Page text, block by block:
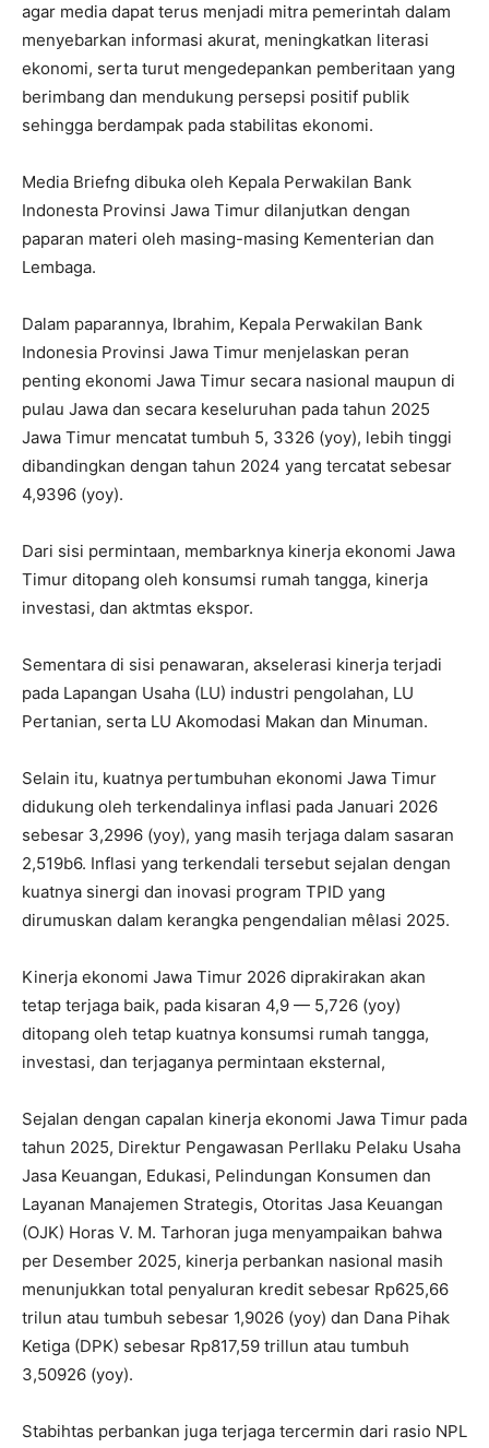
agar media dapat terus menjadi mitra pemerintah dalam
menyebarkan informasi akurat, meningkatkan literasi
ekonomi, serta turut mengedepankan pemberitaan yang
berimbang dan mendukung persepsi positif publik
sehingga berdampak pada stabilitas ekonomi.
Media Briefng dibuka oleh Kepala Perwakilan Bank
Indonesta Provinsi Jawa Timur dilanjutkan dengan
paparan materi oleh masing-masing Kementerian dan
Lembaga.
Dalam paparannya, Ibrahim, Kepala Perwakilan Bank
Indonesia Provinsi Jawa Timur menjelaskan peran
penting ekonomi Jawa Timur secara nasional maupun di
pulau Jawa dan secara keseluruhan pada tahun 2025
Jawa Timur mencatat tumbuh 5, 3326 (yoy), lebih tinggi
dibandingkan dengan tahun 2024 yang tercatat sebesar
4,9396 (yoy).
Dari sisi permintaan, membarknya kinerja ekonomi Jawa
Timur ditopang oleh konsumsi rumah tangga, kinerja
investasi, dan aktmtas ekspor.
Sementara di sisi penawaran, akselerasi kinerja terjadi
pada Lapangan Usaha (LU) industri pengolahan, LU
Pertanian, serta LU Akomodasi Makan dan Minuman.
Selain itu, kuatnya pertumbuhan ekonomi Jawa Timur
didukung oleh terkendalinya inflasi pada Januari 2026
sebesar 3,2996 (yoy), yang masih terjaga dalam sasaran
2,519b6. Inflasi yang terkendali tersebut sejalan dengan
kuatnya sinergi dan inovasi program TPID yang
dirumuskan dalam kerangka pengendalian mêlasi 2025.
Kinerja ekonomi Jawa Timur 2026 diprakirakan akan
tetap terjaga baik, pada kisaran 4,9 — 5,726 (yoy)
ditopang oleh tetap kuatnya konsumsi rumah tangga,
investasi, dan terjaganya permintaan eksternal,
Sejalan dengan capalan kinerja ekonomi Jawa Timur pada
tahun 2025, Direktur Pengawasan Perllaku Pelaku Usaha
Jasa Keuangan, Edukasi, Pelindungan Konsumen dan
Layanan Manajemen Strategis, Otoritas Jasa Keuangan
(OJK) Horas V. M. Tarhoran juga menyampaikan bahwa
per Desember 2025, kinerja perbankan nasional masih
menunjukkan total penyaluran kredit sebesar Rp625,66
trilun atau tumbuh sebesar 1,9026 (yoy) dan Dana Pihak
Ketiga (DPK) sebesar Rp817,59 trillun atau tumbuh
3,50926 (yoy).
Stabihtas perbankan juga terjaga tercermin dari rasio NPL